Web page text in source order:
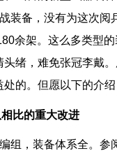
装备，没有为这次
余架。这么多类型
绪，难免张冠李戴
的。但愿以下的介
比的重大改进
组，装备体系全。